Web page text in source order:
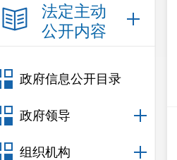
法定主动
公开内容
政府信息公开目录
政府领导
组织机构